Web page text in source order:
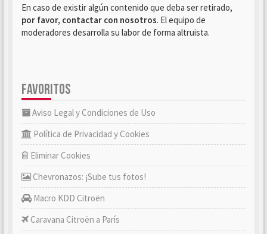
En caso de existir algún contenido que deba ser retirado,
por favor, contactar con nosotros. El equipo de
moderadores desarrolla su labor de forma altruista.
FAVORITOS
Aviso Legal y Condiciones de Uso
Política de Privacidad y Cookies
Eliminar Cookies
Chevronazos: ¡Sube tus fotos!
Macro KDD Citroën
Caravana Citroën a París